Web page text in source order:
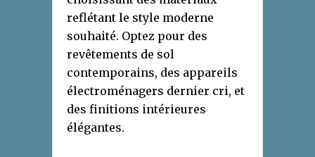
reflétant le style moderne
souhaité. Optez pour des
revêtements de sol
contemporains, des appareils
électroménagers dernier cri, et
des finitions intérieures
élégantes.